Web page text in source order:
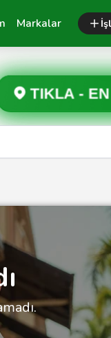
Markalar
TIKLA -